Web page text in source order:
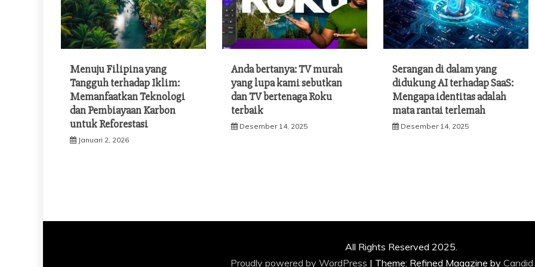
Menuju Filipina yang
Tangguh terhadap Iklim:
Memanfaatkan Teknologi
dan Pembiayaan Karbon
untuk Reforestasi
Januari 2, 2026
Anda bertanya: TV murah
yang lupa kami sebutkan
dan TV bertenaga Roku
terbaik
Desember 14, 2025
Serangan di dalam yang
didukung AI terhadap SaaS:
Mengapa identitas adalah
mata rantai terlemah
Desember 14, 2025
All Rights Reserved 2025.
Proudly powered by WordPress | Theme: Refined Magazine by